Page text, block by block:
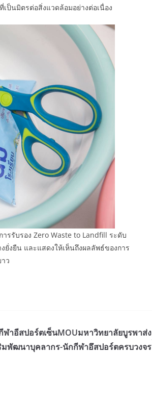
ป็นมิตรต่อสิ่งแวดล้อมอย่างต่อเนื่อง
ารรับรอง Zero Waste to Landfill ระดับ
ยั่งยืน และแสดงให้เห็นถึงผลลัพธ์ของการ
ว
าอีสปอร์ตเซ็นMOUมหาวิทยาลัยบูรพาส่ง
มพัฒนาบุคลากร-นักกีฬาอึสปอร์ตครบวงจร